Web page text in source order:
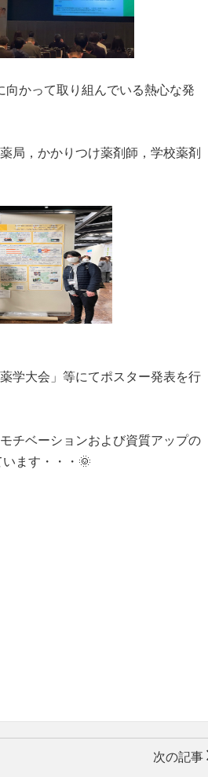
かって取り組んでいる熱心な発
局，かかりつけ薬剤師，学校薬剤
学大会」等にてポスター発表を行
チベーションおよび資質アップの
ます・・・🌞
次の記事